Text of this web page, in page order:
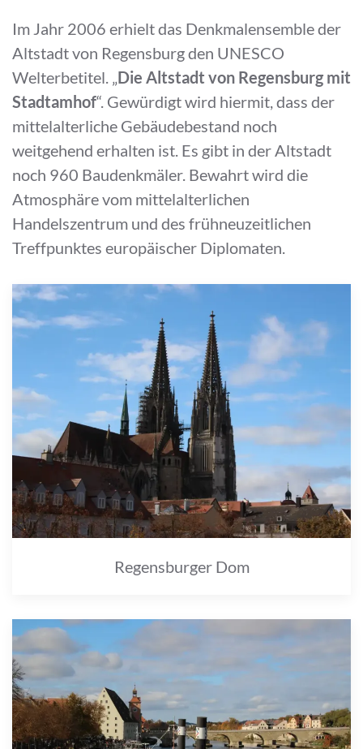
Im Jahr 2006 erhielt das Denkmalensemble der
Altstadt von Regensburg den UNESCO
Welterbetitel. „Die Altstadt von Regensburg mit
Stadtamhof“. Gewürdigt wird hiermit, dass der
mittelalterliche Gebäudebestand noch
weitgehend erhalten ist. Es gibt in der Altstadt
noch 960 Baudenkmäler. Bewahrt wird die
Atmosphäre vom mittelalterlichen
Handelszentrum und des frühneuzeitlichen
Treffpunktes europäischer Diplomaten.
Regensburger Dom